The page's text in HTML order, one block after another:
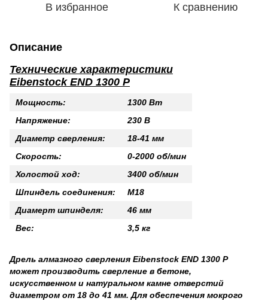
В избранное К сравнению
Описание
Технические характеристики
Eibenstock END 1300 P
Мощность:
1300 Вт
Напряжение:
230 В
Диаметр сверления:
18-41 мм
Скорость:
0-2000 об/мин
Холостой ход:
3400 об/мин
Шпиндель соединения:
М18
Диамерт шпинделя:
46 мм
Вес:
3,5 кг
Дрель алмазного сверления Eibenstock END 1300 P
может производить сверление в бетоне,
искусственном и натуральном камне отверстий
диаметром от 18 до 41 мм. Для обеспечения мокрого